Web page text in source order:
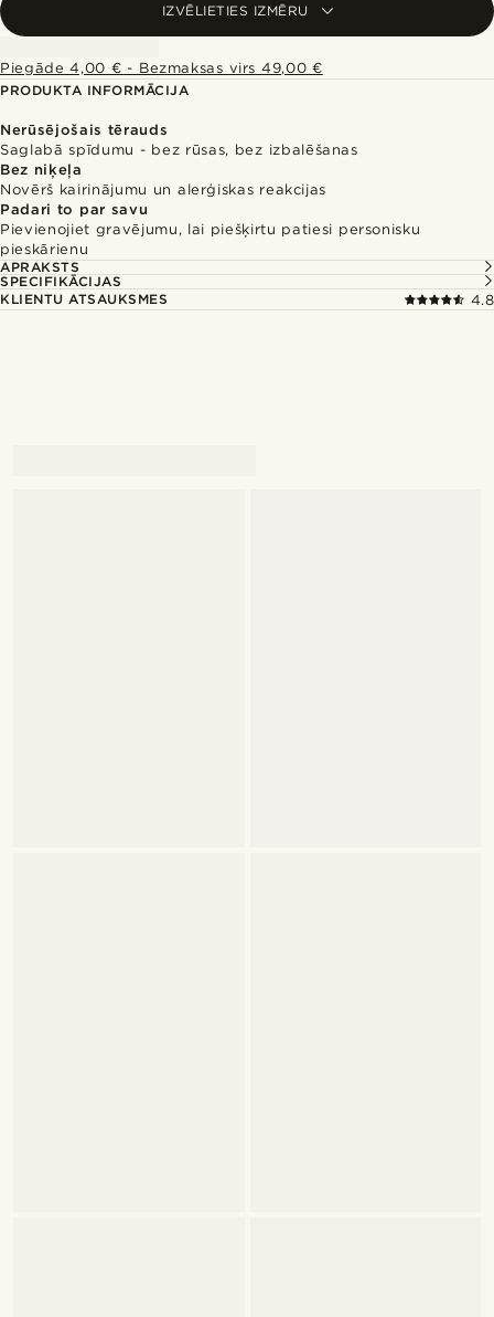
IZVĒLIETIES IZMĒRU
Piegāde 4,00 € - Bezmaksas virs 49,00 €
PRODUKTA INFORMĀCIJA
Nerūsējošais tērauds
Saglabā spīdumu - bez rūsas, bez izbalēšanas
Bez niķeļa
Novērš kairinājumu un alerģiskas reakcijas
Padari to par savu
Pievienojiet gravējumu, lai piešķirtu patiesi personisku
pieskārienu
APRAKSTS
SPECIFIKĀCIJAS
KLIENTU ATSAUKSMES
4.8